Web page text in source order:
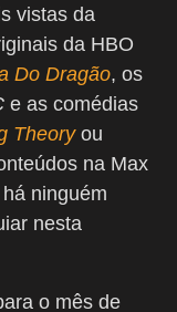
vistas da
da HBO
Do Dragão, os
e as comédias
Theory ou
na Max
ninguém
nesta
o mês de